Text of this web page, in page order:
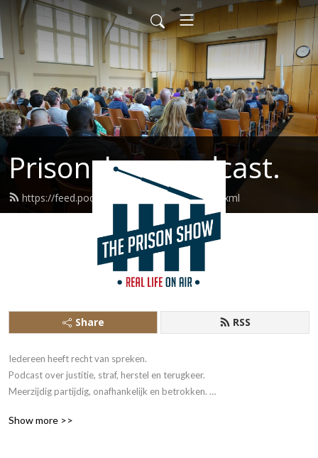
Prisonshow podcast.
https://feed.podbean.com/prisonshow/feed.xml
Share RSS
Iedereen heeft recht van spreken.
Podcast over justitie, straf, herstel en terugkeer.
Meerzijdig partijdig, onafhankelijk en betrokken.
Presentatie: Frans Douw en Edwin Kleiss.
Show more >>